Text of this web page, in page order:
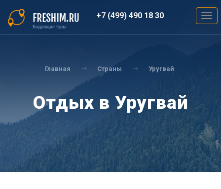
основному
содержанию
+7 (499) 490 18 30
Главная Страны Уругвай
Отдых в Уругвай